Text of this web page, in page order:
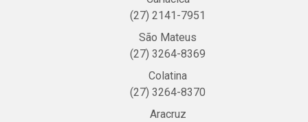
(27) 2141-7951
São Mateus
(27) 3264-8369
Colatina
(27) 3264-8370
Aracruz